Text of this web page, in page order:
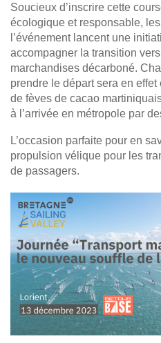
Soucieux d’inscrire cette
écologique et responsable,
l’événement lancent une
accompagner la transition
marchandises décarboné.
prendre le départ sera en
de fèves de cacao
à l’arrivée en métropole par
L’occasion parfaite pour en
propulsion vélique pour les
de passagers.